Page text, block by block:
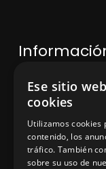
Política de
Aviso legal
Ese sitio
cookies
Utilizamos cookies
contenido, los
tráfico. También
sobre su uso de